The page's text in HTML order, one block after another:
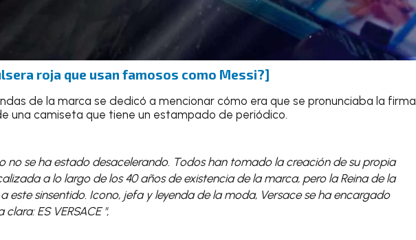
roja que usan famosos como Messi?]
de la marca se dedicó a mencionar cómo era que se pronunciaba la firma
una camiseta que tiene un estampado de periódico.
no se ha estado desacelerando. Todos han tomado la creación de su propia
a lo largo de los 40 años de existencia de la marca, pero la Reina de la
este sinsentido. Icono, jefa y leyenda de la moda, Versace se ha encargado
ES VERSACE ",